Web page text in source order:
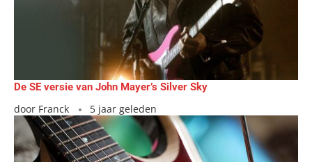
De SE versie van John Mayer’s Silver Sky
door Franck 5 jaar geleden